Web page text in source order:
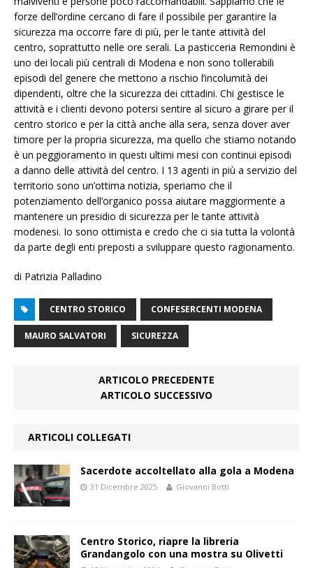
forze dell’ordine cercano di fare il possibile per garantire la
sicurezza ma occorre fare di più, per le tante attività del
centro, soprattutto nelle ore serali. La pasticceria Remondini è
uno dei locali più centrali di Modena e non sono tollerabili
episodi del genere che mettono a rischio l’incolumità dei
dipendenti, oltre che la sicurezza dei cittadini. Chi gestisce le
attività e i clienti devono potersi sentire al sicuro a girare per il
centro storico e per la città anche alla sera, senza dover aver
timore per la propria sicurezza, ma quello che stiamo notando
è un peggioramento in questi ultimi mesi con continui episodi
a danno delle attività del centro. I 13 agenti in più a servizio del
territorio sono un’ottima notizia, speriamo che il
potenziamento dell’organico possa aiutare maggiormente a
mantenere un presidio di sicurezza per le tante attività
modenesi. Io sono ottimista e credo che ci sia tutta la volontà
da parte degli enti preposti a sviluppare questo ragionamento.
di Patrizia Palladino
CENTRO STORICO CONFESERCENTI MODENA
MAURO SALVATORI SICUREZZA
ARTICOLO PRECEDENTE
ARTICOLO SUCCESSIVO
ARTICOLI COLLEGATI
Sacerdote accoltellato alla gola a Modena
31 Dicembre 2025 Giovanni Botti
Centro Storico, riapre la libreria
Grandangolo con una mostra su Olivetti